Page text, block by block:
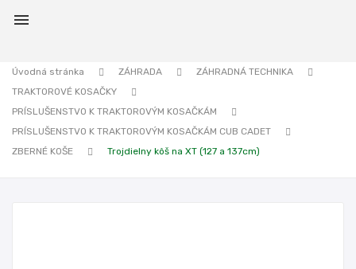

Úvodná stránka ZÁHRADA
ZÁHRADNÁ TECHNIKA
TRAKTOROVÉ KOSAČKY
PRÍSLUŠENSTVO K TRAKTOROVÝM KOSAČKÁM
PRÍSLUŠENSTVO K TRAKTOROVÝM KOSAČKÁM CUB CADET
ZBERNÉ KOŠE
Trojdielny kôš na XT (127 a 137cm)